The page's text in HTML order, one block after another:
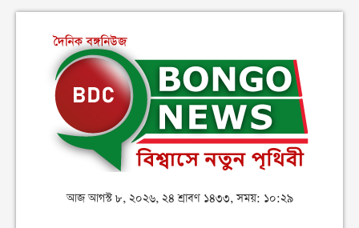
আজ আগস্ট ৮, ২০২৬, ২৪ শ্রাবণ ১৪৩৩, সময়: ১০:২৯